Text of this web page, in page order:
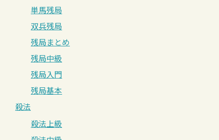
単馬残局
双兵残局
残局まとめ
残局中級
残局入門
残局基本
殺法
殺法上級